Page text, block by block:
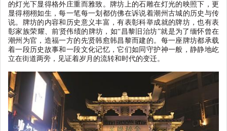
的灯光下显得格外庄重而雅致。牌坊上的石雕在灯光的映照下，更
显得栩栩如生，每一笔每一划都仿佛在诉说着潮州古城的历史与传
说。牌坊的内容和历史意义丰富，有表彰科举成就的牌坊，也有表
彰家族荣耀、前贤伟绩的牌坊，如“昌黎旧治坊”就是为了缅怀曾在
潮州为官，造福一方的先贤韩愈韩昌黎而建的。每一座牌坊都承载
着一段历史故事和一段文化记忆，它们如同守护神一般，静静地屹
立在街道两旁，见证着岁月的流转和时代的变迁。